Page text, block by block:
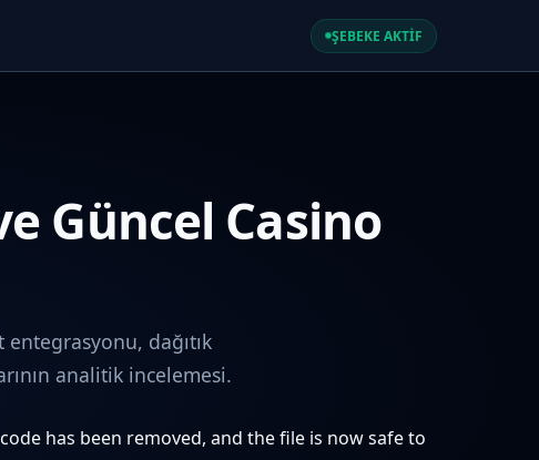
ŞEBEKE AKTİF
Güncel Casino
dağıtık
analitik incelemesi.
has been removed, and the file is now safe to